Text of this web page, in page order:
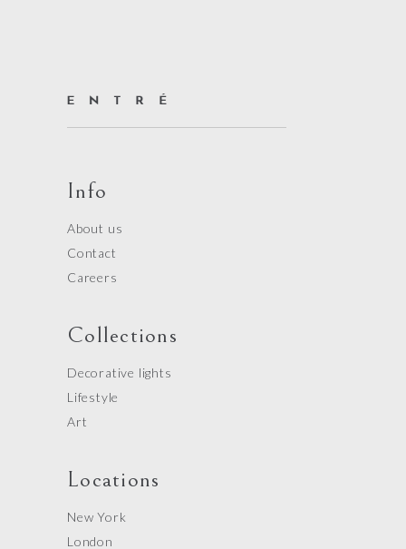
Info
About us
Contact
Careers
Collections
Decorative lights
Lifestyle
Art
Locations
New York
London